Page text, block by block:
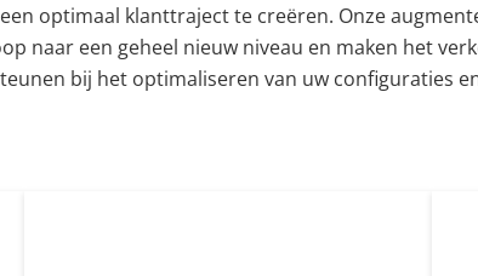
optimaal klanttraject te creëren. Onze
naar een geheel nieuw niveau en maken het
bij het optimaliseren van uw configuraties